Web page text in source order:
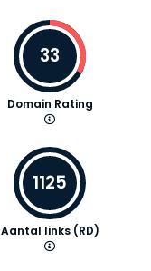
33
Domain Rating
1125
Aantal links (RD)